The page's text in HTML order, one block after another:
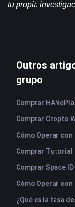
tu propia
Outros
grupo